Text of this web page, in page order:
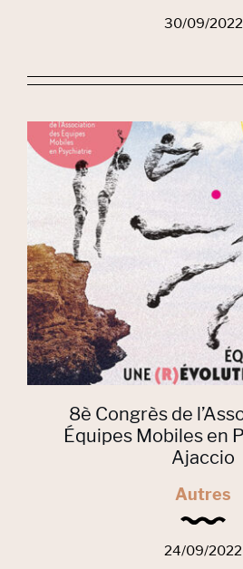
30/09/2022
8è Congrès de
Équipes Mobiles en
Ajaccio
Autres
24/09/2022